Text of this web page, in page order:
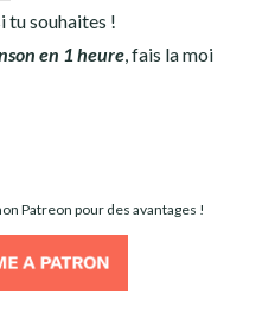
tu souhaites !
en 1 heure , fais la moi
Patreon pour des avantages !